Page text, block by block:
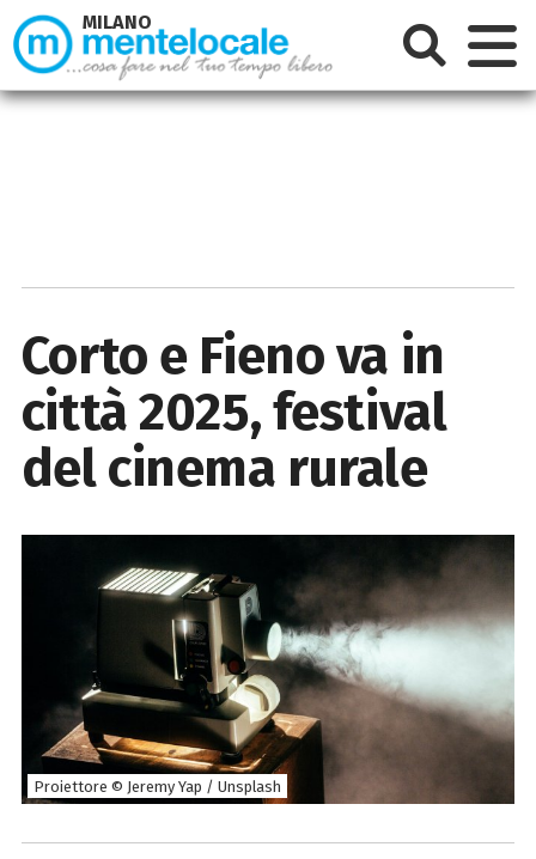
Corto e Fieno va in
città 2025, festival
del cinema rurale
Proiettore © Jeremy Yap / Unsplash
MILANO